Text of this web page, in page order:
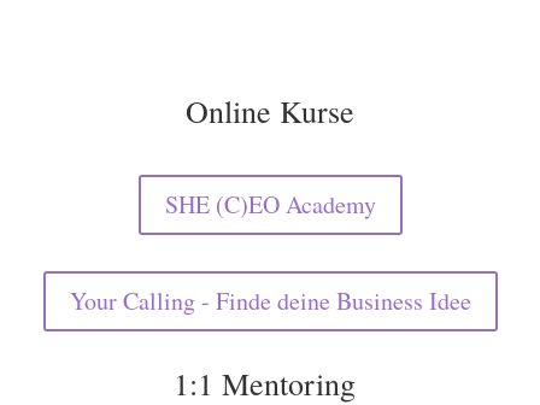
Online Kurse
SHE (C)EO Academy
Your Calling - Finde deine Business Idee
1:1 Mentoring